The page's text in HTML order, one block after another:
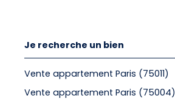
Je recherche un bien
Vente appartement Paris (75011)
Vente appartement Paris (75004)